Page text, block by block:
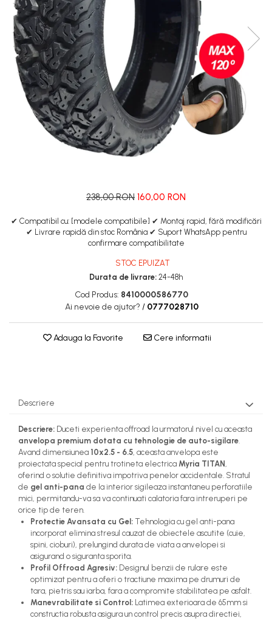
Etrieri
https://www.doctortrotineta.ro/lumini
Stop trotineta
Faruri
https://www.doctortrotineta.ro/cadru
Aparatori (aripi)
Cricuri trotineta
238,00 RON 160,00 RON
✔ Compatibil cu: [modele compatibile] ✔ Montaj rapid, fără modificări
✔ Livrare rapidă din stoc România ✔ Suport WhatsApp pentru
confirmare compatibilitate
STOC EPUIZAT
Durata de livrare: 24-48h
Cod Produs: 8410000586770
Ai nevoie de ajutor? / 0777028710
Adauga la Favorite Cere informatii
Descriere
Descriere: Duceti experienta offroad la urmatorul nivel cu aceasta
anvelopa premium dotata cu tehnologie de auto-sigilare.
Avand dimensiunea 10x2.5 - 6.5, aceasta anvelopa este
proiectata special pentru trotineta electrica Myria TITAN,
oferind o solutie definitiva impotriva penelor accidentale. Stratul
de gel anti-pana de la interior sigileaza instantaneu perforatiile
mici, permitandu-va sa va continuati calatoria fara intreruperi pe
orice tip de teren.
Protectie Avansata cu Gel: Tehnologia cu gel anti-pana
incorporat elimina stresul cauzat de obiectele ascutite (cuie,
spini, cioburi), prelungind durata de viata a anvelopei si
asigurand o siguranta sporita.
Profil Offroad Agresiv: Designul benzii de rulare este
optimizat pentru a oferi o tractiune maxima pe drumuri de
tara, pietris sau iarba, fara a compromite stabilitatea pe asfalt.
Manevrabilitate si Control: Latimea exterioara de 65mm si
constructia robusta asigura un control precis asupra directiei,